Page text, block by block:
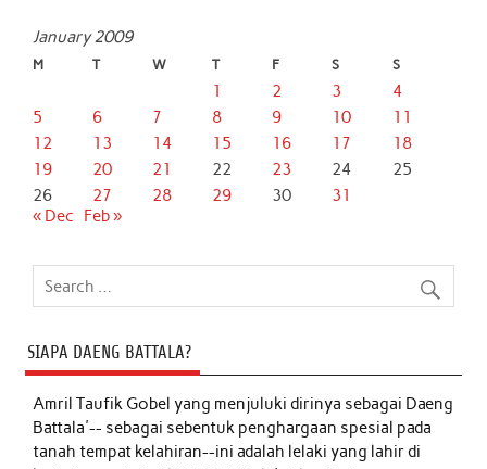
January 2009
M T W T F S S
1 2 3
4
5
6 7 8 9 10
11
12
13 14 15 16 17
18
19
20 21 22 23 24
25
26
27 28 29 30
31
« Dec
Feb »
SIAPA DAENG BATTALA?
Amril Taufik Gobelyang menjuluki dirinya sebagai Daeng
Battala'-- sebagai sebentuk penghargaan spesial pada
tanah tempat kelahiran--ini adalah lelaki yang lahir di